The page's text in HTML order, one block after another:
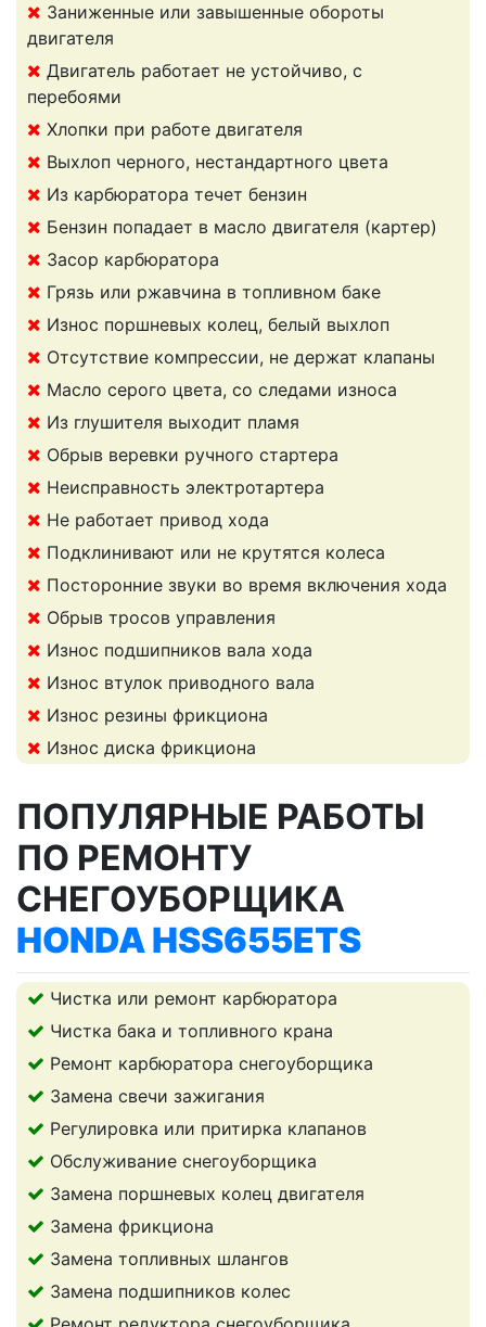
Заниженные или завышенные обороты
двигателя
Двигатель работает не устойчиво, с
перебоями
Хлопки при работе двигателя
Выхлоп черного, нестандартного цвета
Из карбюратора течет бензин
Бензин попадает в масло двигателя (картер)
Засор карбюратора
Грязь или ржавчина в топливном баке
Износ поршневых колец, белый выхлоп
Отсутствие компрессии, не держат клапаны
Масло серого цвета, со следами износа
Из глушителя выходит пламя
Обрыв веревки ручного стартера
Неисправность электротартера
Не работает привод хода
Подклинивают или не крутятся колеса
Посторонние звуки во время включения хода
Обрыв тросов управления
Износ подшипников вала хода
Износ втулок приводного вала
Износ резины фрикциона
Износ диска фрикциона
ПОПУЛЯРНЫЕ РАБОТЫ
ПО РЕМОНТУ
СНЕГОУБОРЩИКА
HONDA HSS655ETS
Чистка или ремонт карбюратора
Чистка бака и топливного крана
Ремонт карбюратора снегоуборщика
Замена свечи зажигания
Регулировка или притирка клапанов
Обслуживание снегоуборщика
Замена поршневых колец двигателя
Замена фрикциона
Замена топливных шлангов
Замена подшипников колес